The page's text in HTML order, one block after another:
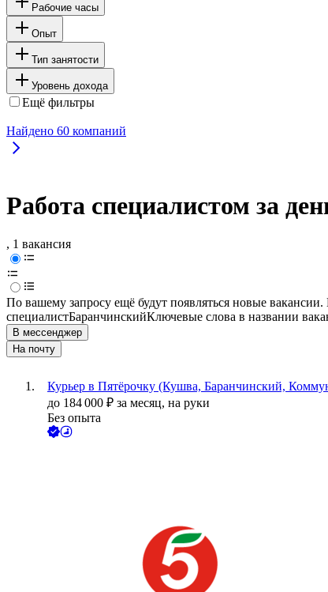
Рабочие часы
Опыт
Тип занятости
Уровень дохода
Ещё фильтры
Найдено 60 компаний
Работа специалистом за
, 1 вакансия
По вашему запросу ещё будут появляться новые
специалистБаранчинскийКлючевые слова в названии
В мессенджер
На почту
Курьер в Пятёрочку (Кушва, Баранчинский,
до 184 000 ₽ за месяц, на руки
Без опыта